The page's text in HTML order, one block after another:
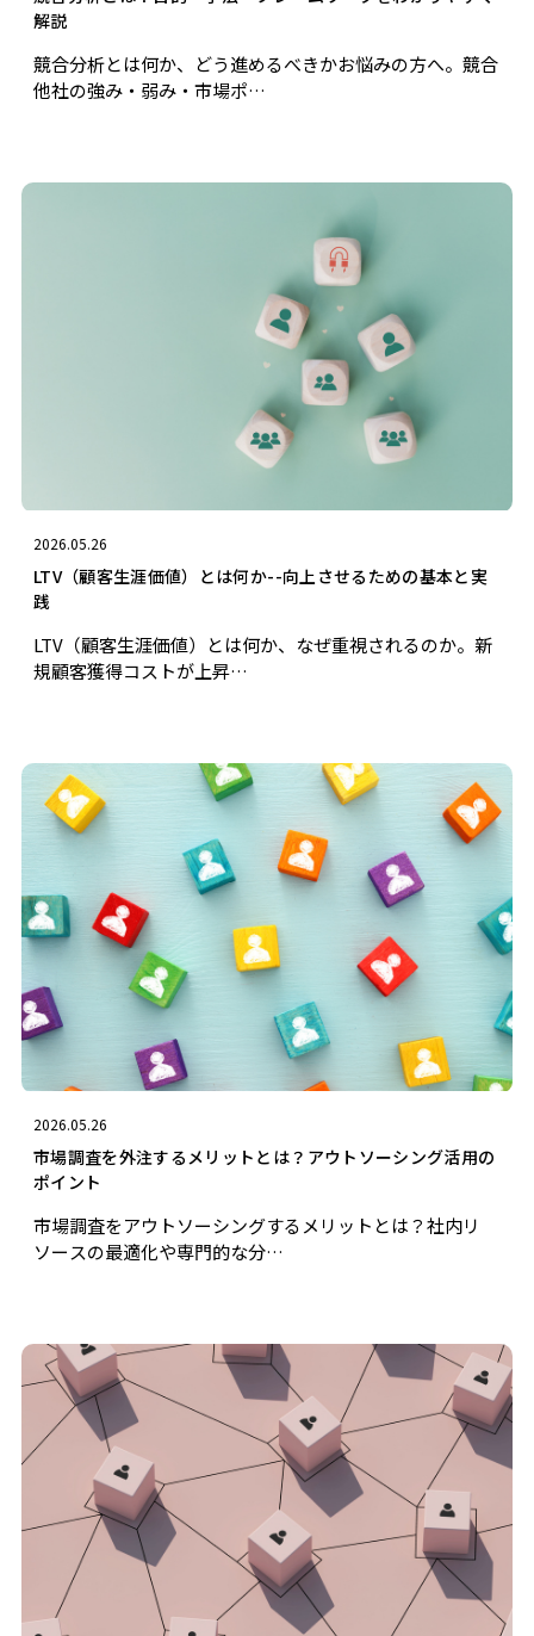
解説
競合分析とは何か、どう進めるべきかお悩みの方へ。競合
他社の強み・弱み・市場ポ…
2026.05.26
LTV（顧客生涯価値）とは何か--向上させるための基本と実
践
LTV（顧客生涯価値）とは何か、なぜ重視されるのか。新
規顧客獲得コストが上昇…
2026.05.26
市場調査を外注するメリットとは？アウトソーシング活用の
ポイント
市場調査をアウトソーシングするメリットとは？社内リ
ソースの最適化や専門的な分…